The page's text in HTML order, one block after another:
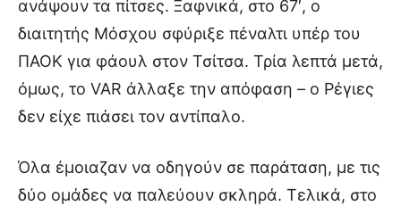
ανάψουν τα πίτσες. Ξαφνικά, στο 67′, ο
διαιτητής Μόσχου σφύριξε πέναλτι υπέρ του
ΠΑΟΚ για φάουλ στον Τσίτσα. Τρία λεπτά μετά,
όμως, το VAR άλλαξε την απόφαση – ο Ρέγιες
δεν είχε πιάσει τον αντίπαλο.
Όλα έμοιαζαν να οδηγούν σε παράταση, με τις
δύο ομάδες να παλεύουν σκληρά. Τελικά, στο